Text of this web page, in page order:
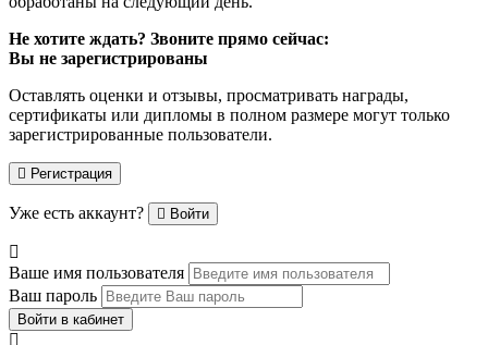
Не хотите ждать? Звоните прямо сейчас:
Вы не зарегистрированы
Оставлять оценки и отзывы, просматривать награды,
сертификаты или дипломы в полном размере могут только
зарегистрированные пользователи.
Регистрация
Уже есть аккаунт? Войти
Ваше имя пользователя
Ваш пароль
Войти в кабинет